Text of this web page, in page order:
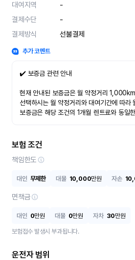
대여지역
-
결제수단
-
결제방식
선불결제
추가 코멘트
✔️ 보증금 관련 안내
현재 안내된 보증금은 월 약정거리
선택하시는 월 약정거리와 대여기간에 따라
보증금은 해당 조건의 1개월 렌트료와 동일
보험 조건
책임한도
대인 무제한 대물 10,000만원 자손
면책금
대인 0만원 대물 0만원 자차 30만원
보험접수 발생시 부과됩니다.
운전자 범위